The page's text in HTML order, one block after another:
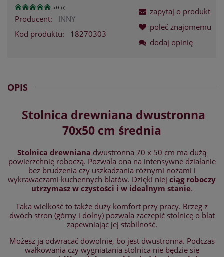
5.0 (1)
Producent:
INNY
Kod produktu:
18270303
zapytaj o produkt
poleć znajomemu
dodaj opinię
OPIS
Stolnica drewniana dwustronna
70x50 cm średnia
Stolnica drewniana dwustronna 70 x 50 cm ma dużą
powierzchnię roboczą. Pozwala ona na intensywne działanie
bez brudzenia czy uszkadzania różnymi nożami i
wykrawaczami kuchennych blatów. Dzięki niej ciąg roboczy
utrzymasz w czystości i w idealnym stanie.
Taka wielkość to także duży komfort przy pracy. Brzeg z
dwóch stron (górny i dolny) pozwala zaczepić stolnicę o blat
zapewniając jej stabilność.
Możesz ją odwracać dowolnie, bo jest dwustronna. Podczas
wałkowania czy wygniatania stolnica nie będzie się